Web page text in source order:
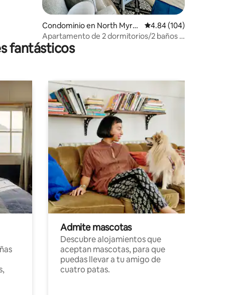
Condominio en North Myrtl
e Beach
Calificación promedio:
4.84 (104)
Apartamento de 2 dormitorios/2 baños -
The Seahorse - Barefoot Landing, NMB
fantásticos
Admite mascotas
Descubre alojamientos que
aceptan mascotas, para que
puedas llevar a tu amigo de
cuatro patas.